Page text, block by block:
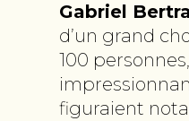
Gabriel
d’un grand
100
figuraient